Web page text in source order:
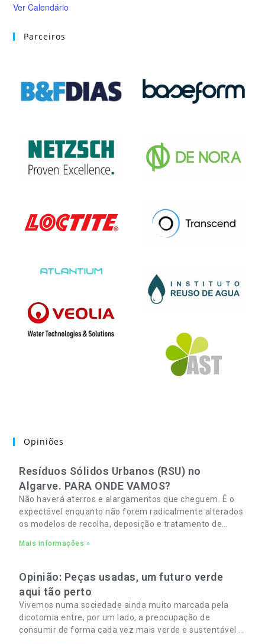
Ver Calendário
Parceiros
Opiniões
Resíduos Sólidos Urbanos (RSU) no
Algarve. PARA ONDE VAMOS?
Não haverá aterros e alargamentos que cheguem. É o
expectável enquanto não forem radicalmente alterados
os modelos de recolha, deposição e tratamento de
Mais informações »
Opinião: Peças usadas, um futuro verde
aqui tão perto
Vivemos numa sociedade ainda muito marcada pela
dicotomia entre, por um lado, a preocupação de
consumir de forma cada vez mais verde e sustentável e,